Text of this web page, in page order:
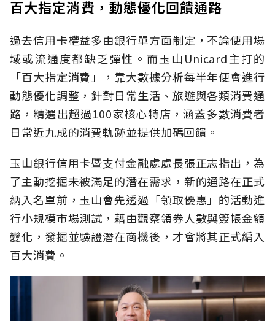
百大指定消費，動態優化回饋通路
過去信用卡權益多由銀行單方面制定，不論使用場
域或流通度都缺乏彈性。而玉山Unicard主打的
「百大指定消費」，靠大數據分析每半年便會進行
動態優化調整，針對日常生活、旅遊與各類消費通
路，精選出超過100家核心特店，涵蓋多數消費者
日常近九成的消費軌跡並提供加碼回饋。
玉山銀行信用卡暨支付金融處處長張正志指出，為
了主動挖掘未被滿足的潛在需求，新的通路在正式
納入名單前，玉山會先透過「領取優惠」的活動進
行小規模市場測試，藉由觀察領券人數與簽帳金額
變化，發掘並驗證潛在商機後，才會將其正式編入
百大消費。